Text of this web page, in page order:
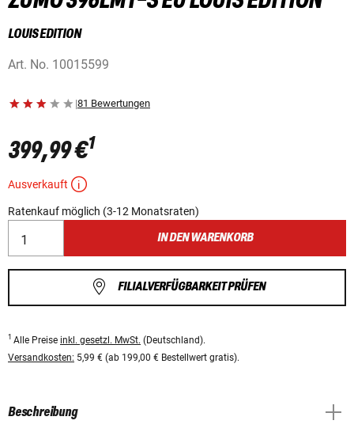
LOUIS EDITION
Art. No. 10015599
|81 Bewertungen
399,99 €1
Ausverkauft
Ratenkauf möglich (3-12 Monatsraten)
IN DEN WARENKORB
FILIALVERFÜGBARKEIT PRÜFEN
1 Alle Preise inkl. gesetzl. MwSt. (Deutschland).
Versandkosten: 5,99 € (ab 199,00 € Bestellwert gratis).
Beschreibung